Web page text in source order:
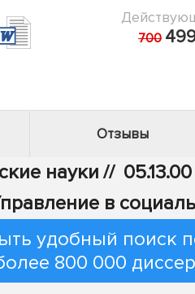
700
Отзывы
науки //
в
удобный поиск
800 000